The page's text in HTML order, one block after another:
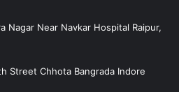
Nagar Near Navkar Hospital Raipur,
Street Chhota Bangrada Indore